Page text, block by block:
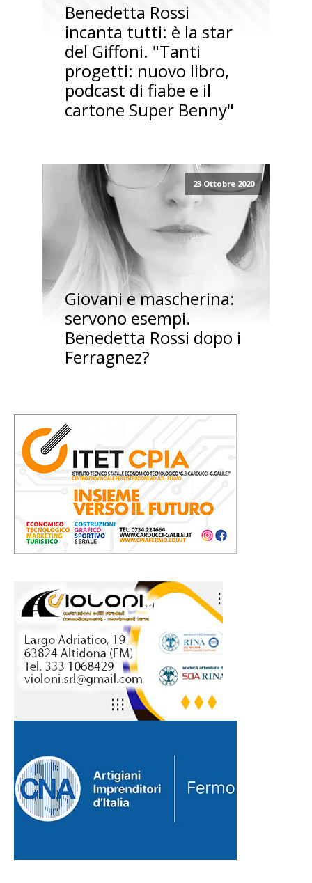
Benedetta Rossi
incanta tutti: è la star
del Giffoni. "Tanti
progetti: nuovo libro,
podcast di fiabe e il
cartone Super Benny"
23 Ottobre 2020
Giovani e mascherina:
servono esempi.
Benedetta Rossi dopo i
Ferragnez?